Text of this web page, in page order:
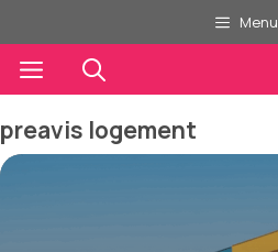
au
contenu
Menu
Menu
preavis logement